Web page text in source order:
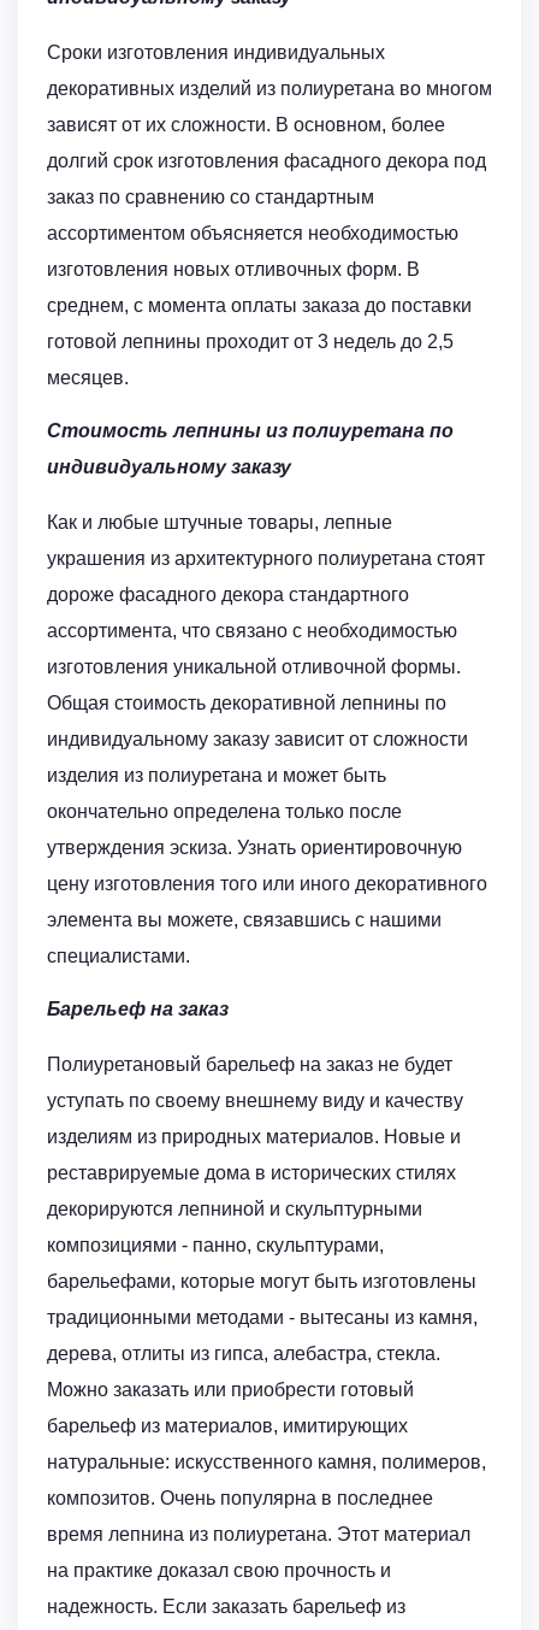
Сроки изготовления индивидуальных
декоративных изделий из полиуретана во многом
зависят от их сложности. В основном, более
долгий срок изготовления фасадного декора под
заказ по сравнению со стандартным
ассортиментом объясняется необходимостью
изготовления новых отливочных форм. В
среднем, с момента оплаты заказа до поставки
готовой лепнины проходит от 3 недель до 2,5
месяцев.
Стоимость лепнины из полиуретана по
индивидуальному заказу
Как и любые штучные товары, лепные
украшения из архитектурного полиуретана стоят
дороже фасадного декора стандартного
ассортимента, что связано с необходимостью
изготовления уникальной отливочной формы.
Общая стоимость декоративной лепнины по
индивидуальному заказу зависит от сложности
изделия из полиуретана и может быть
окончательно определена только после
утверждения эскиза. Узнать ориентировочную
цену изготовления того или иного декоративного
элемента вы можете, связавшись с нашими
специалистами.
Барельеф на заказ
Полиуретановый барельеф на заказ не будет
уступать по своему внешнему виду и качеству
изделиям из природных материалов. Новые и
реставрируемые дома в исторических стилях
декорируются лепниной и скульптурными
композициями - панно, скульптурами,
барельефами, которые могут быть изготовлены
традиционными методами - вытесаны из камня,
дерева, отлиты из гипса, алебастра, стекла.
Можно заказать или приобрести готовый
барельеф из материалов, имитирующих
натуральные: искусственного камня, полимеров,
композитов. Очень популярна в последнее
время лепнина из полиуретана. Этот материал
на практике доказал свою прочность и
надежность. Если заказать барельеф из